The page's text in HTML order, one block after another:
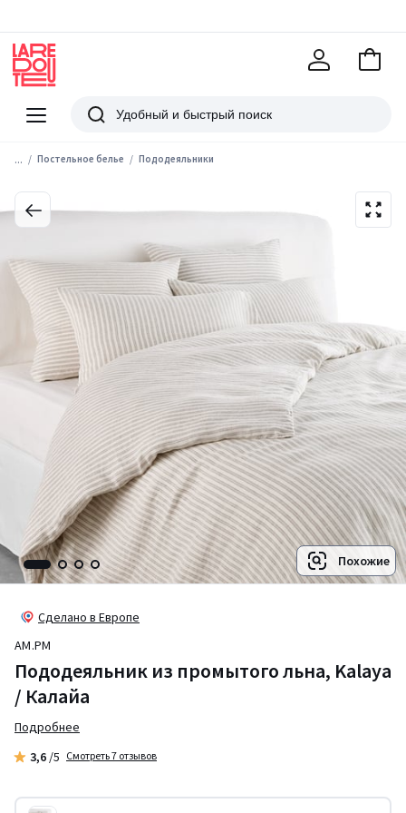
Меню
Redoute
Поиск
В
... Постельное белье Пододеяльники
Похожие
Сделано в Европе
AM.PM
Пододеяльник из промытого льна, Kalaya
/ Калайа
Подробнее
3,6 /5 Смотреть 7 отзывов